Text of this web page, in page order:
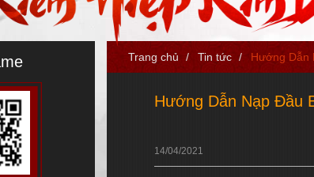
Trang chủ / Tin tức / Hướng Dẫn
Hướng Dẫn Nạp Đầu
14/04/2021